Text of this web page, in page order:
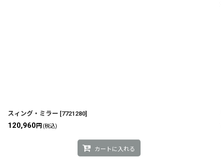
スィング・ミラー [7721280]
120,960円 (税込)
カートに入れる